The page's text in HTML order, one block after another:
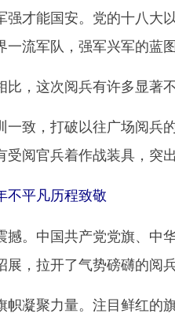
能国安。党的十八大
流军队，强军兴军的蓝
，这次阅兵有许多显
致，打破以往广场阅兵
阅官兵着作战装具，突出“
平凡历程致敬
。中国共产党党旗、中
，拉开了气势磅礴的阅兵
聚力量。注目鲜红的旗